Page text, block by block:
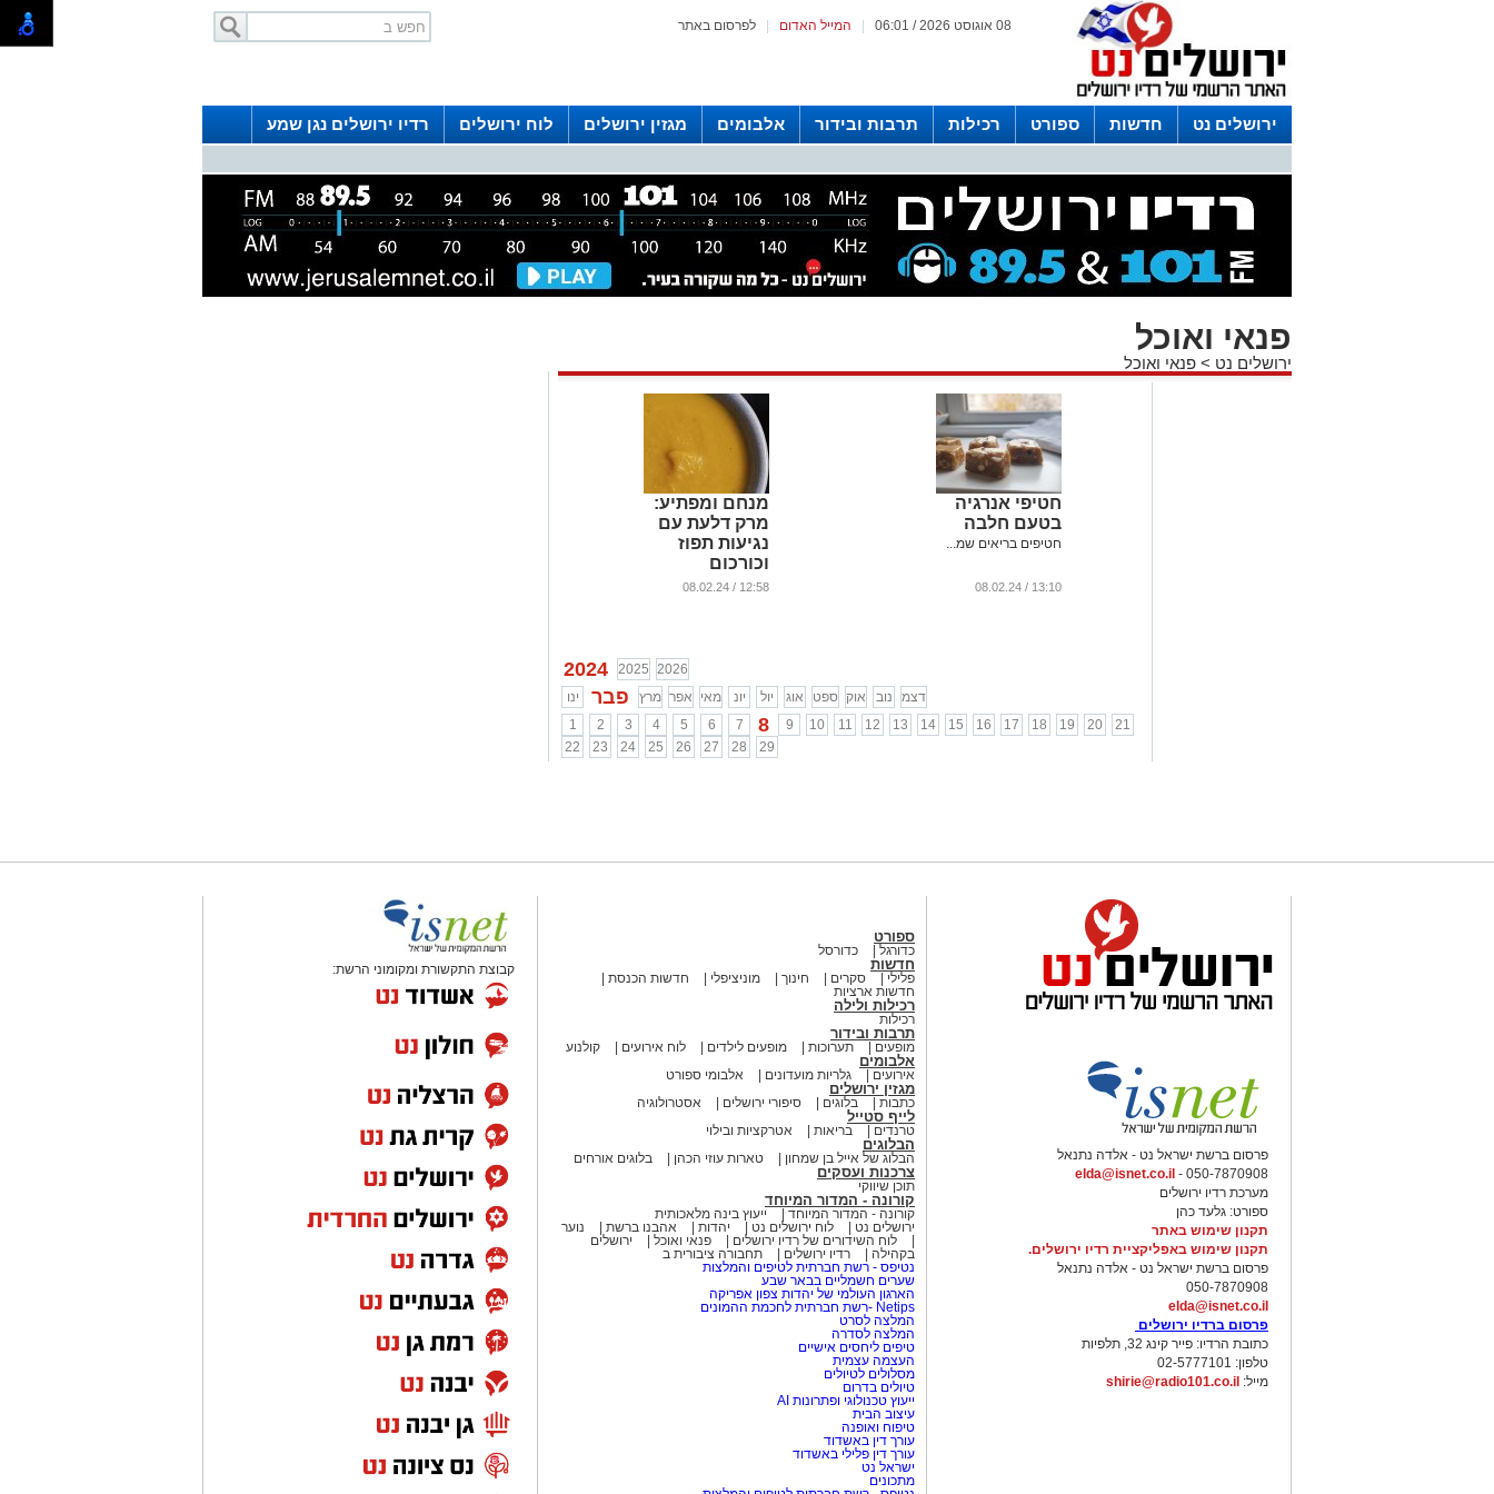
לפרסום באתר המייל האדום 08 אוגוסט 2026 / 06:01
ירושלים נט חדשות ספורט רכילות תרבות ובידור אלבומים מגזין ירושלים לוח ירושלים
רדיו ירושלים נגן שמע
פנאי ואוכל
ירושלים נט > פנאי ואוכל
חטיפי אנרגיה
בטעם חלבה
חטיפים בריאים שמ...
13:10 / 08.02.24
מנחם ומפתיע:
מרק דלעת עם
נגיעות תפוז
וכורכום
...
12:58 / 08.02.24
2024 2025 2026
ינו
פבר מרץ אפר מאי יונ יול אוג ספט אוק נוב
דצמ
1
2 3 4 5 6 7 8 9 10 11 12 13 14 15 16 17 18 19 20
21
22
23 24 25 26 27 28 29
פרסום ברשת ישראל נט - אלדה נתנאל
050-7870908 -
elda@isnet.co.il
מערכת רדיו ירושלים
ספורט: גלעד כהן
תקנון שימוש באתר
תקנון שימוש באפליקציית רדיו ירושלים.
פרסום ברשת ישראל נט - אלדה נתנאל
050-7870908
elda@isnet.co.il
פרסום ברדיו ירושלים
כתובת הרדיו: פייר קינג 32, תלפיות
טלפון: 02-5777101
מייל: shirie@radio101.co.il
ספורט
כדורגל כדורסל
חדשות
פלילי סקרים חינוך מוניציפלי
חדשות הכנסת
חדשות ארציות
רכילות ולילה
רכילות
תרבות ובידור
מופעים תערוכות מופעים לילדים לוח אירועים קולנוע
אלבומים
אירועים גלריות מועדונים אלבומי ספורט
מגזין ירושלים
כתבות בלוגים סיפורי ירושלים אסטרולוגיה
לייף סטייל
טרנדים בריאות אטרקציות ובילוי
הבלוגים
הבלוג של אייל בן שמחון טארות עוזי הכהן בלוגים אורחים
צרכנות ועסקים
תוכן שיווקי
קורונה - המדור המיוחד
קורונה - המדור המיוחד
ייעוץ בינה מלאכותית
ירושלים נט
לוח ירושלים נט יהדות אהבנו ברשת
נוער
לוח השידורים של רדיו ירושלים
פנאי ואוכל
ירושלים
בקהילה
רדיו ירושלים
תחבורה ציבורית ב
נטיפס - רשת חברתית לטיפים והמלצות
שערים חשמליים בבאר שבע
הארגון העולמי של יהדות צפון אפריקה
Netips -רשת חברתית לחכמת ההמונים
המלצה לסרט
המלצה לסדרה
טיפים ליחסים אישיים
העצמה עצמית
מסלולים לטיולים
טיולים בדרום
ייעוץ טכנולוגי ופתרונות AI
עיצוב הבית
טיפוח ואופנה
עורך דין באשדוד
עורך דין פלילי באשדוד
ישראל נט
מתכונים
קבוצת התקשורת ומקומוני הרשת: